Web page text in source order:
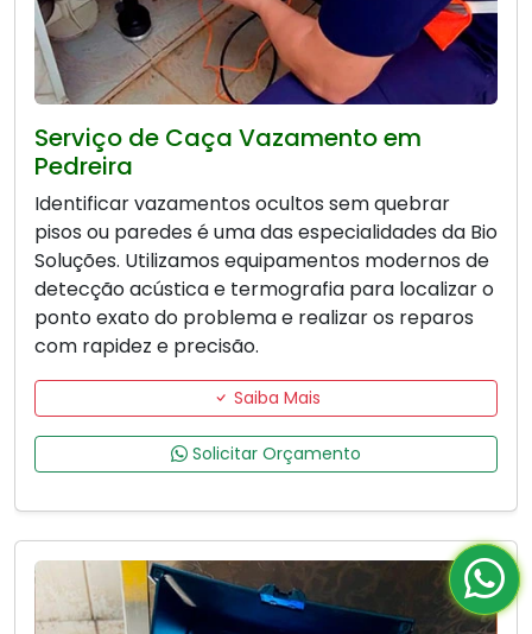
Serviço de Caça Vazamento em
Pedreira
Identificar vazamentos ocultos sem quebrar
pisos ou paredes é uma das especialidades da Bio
Soluções. Utilizamos equipamentos modernos de
detecção acústica e termografia para localizar o
ponto exato do problema e realizar os reparos
com rapidez e precisão.
Saiba Mais
Solicitar Orçamento